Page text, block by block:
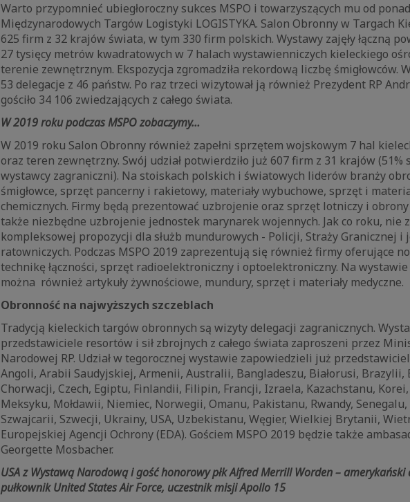
Warto przypomnieć ubiegłoroczny sukces MSPO i towarzyszących mu od
Międzynarodowych Targów Logistyki LOGISTYKA. Salon Obronny w Targach
625 firm z 32 krajów świata, w tym 330 firm polskich. Wystawy zajęły łączną
27 tysięcy metrów kwadratowych w 7 halach wystawienniczych kieleckiego
terenie zewnętrznym. Ekspozycja zgromadziła rekordową liczbę śmigłowców.
53 delegacje z 46 państw. Po raz trzeci wizytował ją również Prezydent RP
gościło 34 106 zwiedzających z całego świata.
W 2019 roku podczas MSPO zobaczymy…
W 2019 roku Salon Obronny również zapełni sprzętem wojskowym 7 hal
oraz teren zewnętrzny. Swój udział potwierdziło już 607 firm z 31 krajów (51%
wystawcy zagraniczni). Na stoiskach polskich i światowych liderów branży
śmigłowce, sprzęt pancerny i rakietowy, materiały wybuchowe, sprzęt i
chemicznych. Firmy będą prezentować uzbrojenie oraz sprzęt lotniczy i
także niezbędne uzbrojenie jednostek marynarek wojennych. Jak co roku, nie
kompleksowej propozycji dla służb mundurowych - Policji, Straży Granicznej i
ratowniczych. Podczas MSPO 2019 zaprezentują się również firmy oferujące
technikę łączności, sprzęt radioelektroniczny i optoelektroniczny. Na
można również artykuły żywnościowe, mundury, sprzęt i materiały medyczne.
Obronność na najwyższych szczeblach
Tradycją kieleckich targów obronnych są wizyty delegacji zagranicznych.
przedstawiciele resortów i sił zbrojnych z całego świata zaproszeni przez
Narodowej RP. Udział w tegorocznej wystawie zapowiedzieli już
Angoli, Arabii Saudyjskiej, Armenii, Australii, Bangladeszu, Białorusi, Brazylii,
Chorwacji, Czech, Egiptu, Finlandii, Filipin, Francji, Izraela, Kazachstanu,
Meksyku, Mołdawii, Niemiec, Norwegii, Omanu, Pakistanu, Rwandy, Senegalu,
Szwajcarii, Szwecji, Ukrainy, USA, Uzbekistanu, Węgier, Wielkiej Brytanii,
Europejskiej Agencji Ochrony (EDA). Gościem MSPO 2019 będzie także
Georgette Mosbacher.
USA z Wystawą Narodową i gość honorowypłk Alfred Merrill Worden –
pułkownik United States Air Force, uczestnik misji Apollo 15